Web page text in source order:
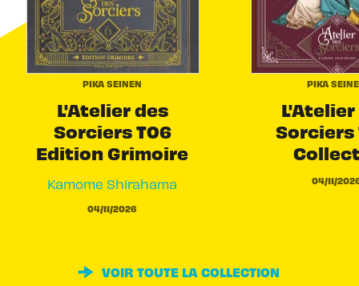
PIKA SEINEN
L'Atelier des
Sorciers T06
Edition Grimoire
Kamome Shirahama
04/11/2026
PIKA
L'Atelier
Sorciers
04/11/
VOIR TOUTE LA COLLECTION